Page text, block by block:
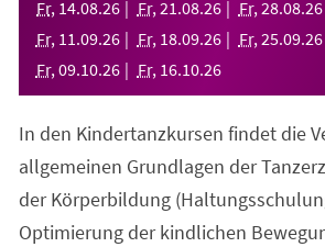
Tab)
Fr, 14.08.26 Fr, 21 .08.26 Fr, 28.08.26
Fr, 11 .09.26 Fr, 18.09.26 Fr, 25.09.26
Fr, 09.10.26 Fr, 16.10.26
In den Kindertanzkursen findet die
allgemeinen Grundlagen der
der Körperbildung
Optimierung der kindlichen